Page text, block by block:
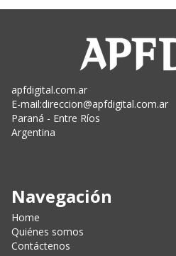
apfdigital.com.ar
E-mail:direccion@apfdigital.com.ar
Paraná - Entre Ríos
Argentina
Navegación
Home
Quiénes somos
Contáctenos